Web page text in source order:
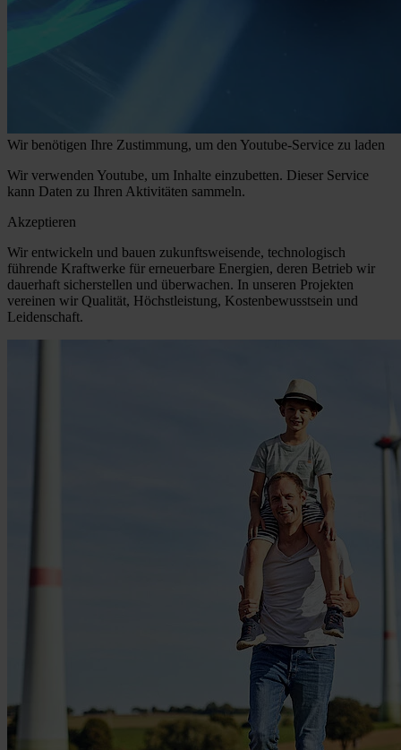
Wir benötigen Ihre Zustimmung, um den Youtube-Service zu laden
Wir verwenden Youtube, um Inhalte einzubetten. Dieser Service
kann Daten zu Ihren Aktivitäten sammeln.
Akzeptieren
Wir entwickeln und bauen zukunftsweisende, technologisch
führende Kraftwerke für erneuerbare Energien, deren Betrieb wir
dauerhaft sicherstellen und überwachen. In unseren Projekten
vereinen wir Qualität, Höchstleistung, Kostenbewusstsein und
Leidenschaft.